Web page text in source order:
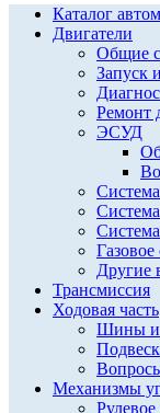
Каталог
Двигатели
Общие
Запуск
Ремонт
ЭСУД
Другие
Трансмиссия
Ходовая часть
Шины и
Механизмы